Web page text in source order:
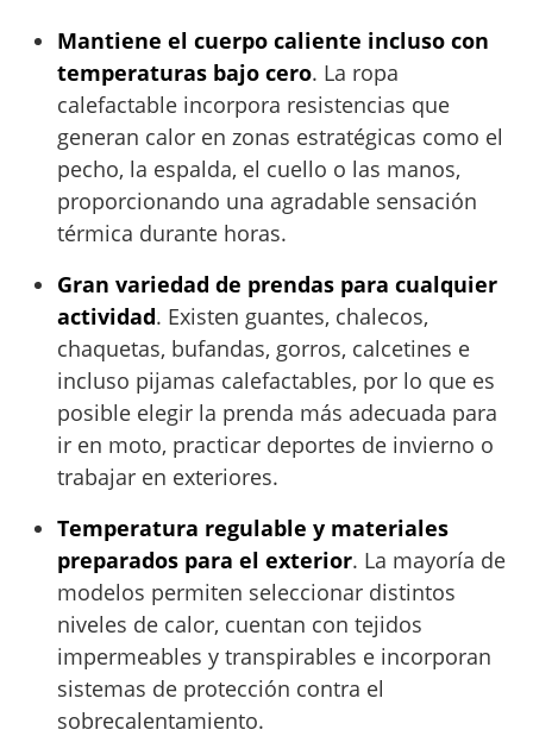
Mantiene el cuerpo caliente incluso con
temperaturas bajo cero. La ropa
calefactable incorpora resistencias que
generan calor en zonas estratégicas como el
pecho, la espalda, el cuello o las manos,
proporcionando una agradable sensación
térmica durante horas.
Gran variedad de prendas para cualquier
actividad. Existen guantes, chalecos,
chaquetas, bufandas, gorros, calcetines e
incluso pijamas calefactables, por lo que es
posible elegir la prenda más adecuada para
ir en moto, practicar deportes de invierno o
trabajar en exteriores.
Temperatura regulable y materiales
preparados para el exterior. La mayoría de
modelos permiten seleccionar distintos
niveles de calor, cuentan con tejidos
impermeables y transpirables e incorporan
sistemas de protección contra el
sobrecalentamiento.